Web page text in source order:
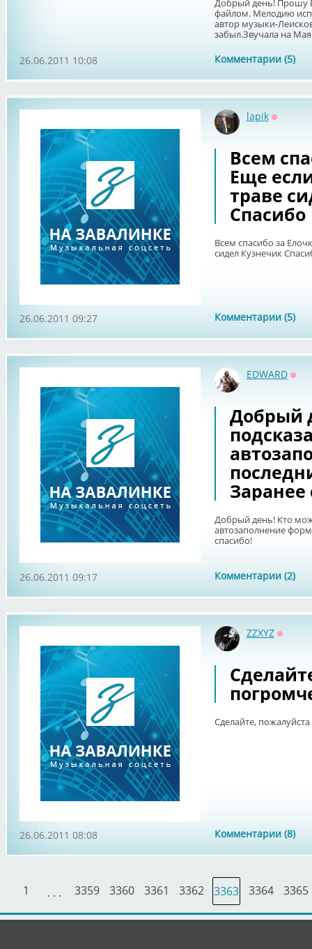
Добрый день! Прошу
файлом. Мелодию
автор музыки-
забыл.Звучала на
Комментарии (5)
26.06.2011 10:08
lapik
Всем
Еще
траве
Спасибо
Всем спасибо за
сидел Кузнечик
Комментарии (5)
26.06.2011 09:27
EDWARD
Добрый
Заранее
Добрый день! Кто
автозаполнение
спасибо!
Комментарии (2)
26.06.2011 09:17
ZZXYZ
Сделайте,
Комментарии (8)
26.06.2011 08:08
1 . . . 3359 3360 3361 3362 3363 3364 3365